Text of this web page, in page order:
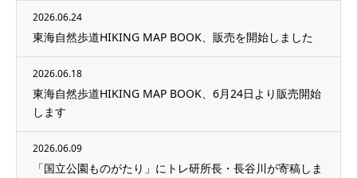
2026.06.24
東海自然歩道HIKING MAP BOOK、販売を開始しました
2026.06.18
東海自然歩道HIKING MAP BOOK、6月24日より販売開始
します
2026.06.09
「国立公園ものがたり」にトレ研所長・長谷川が寄稿しま